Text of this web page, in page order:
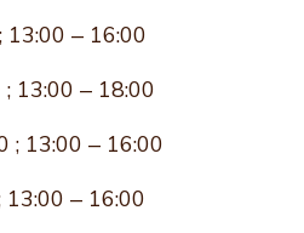
13:00 – 16:00
13:00 – 18:00
; 13:00 – 16:00
13:00 – 16:00